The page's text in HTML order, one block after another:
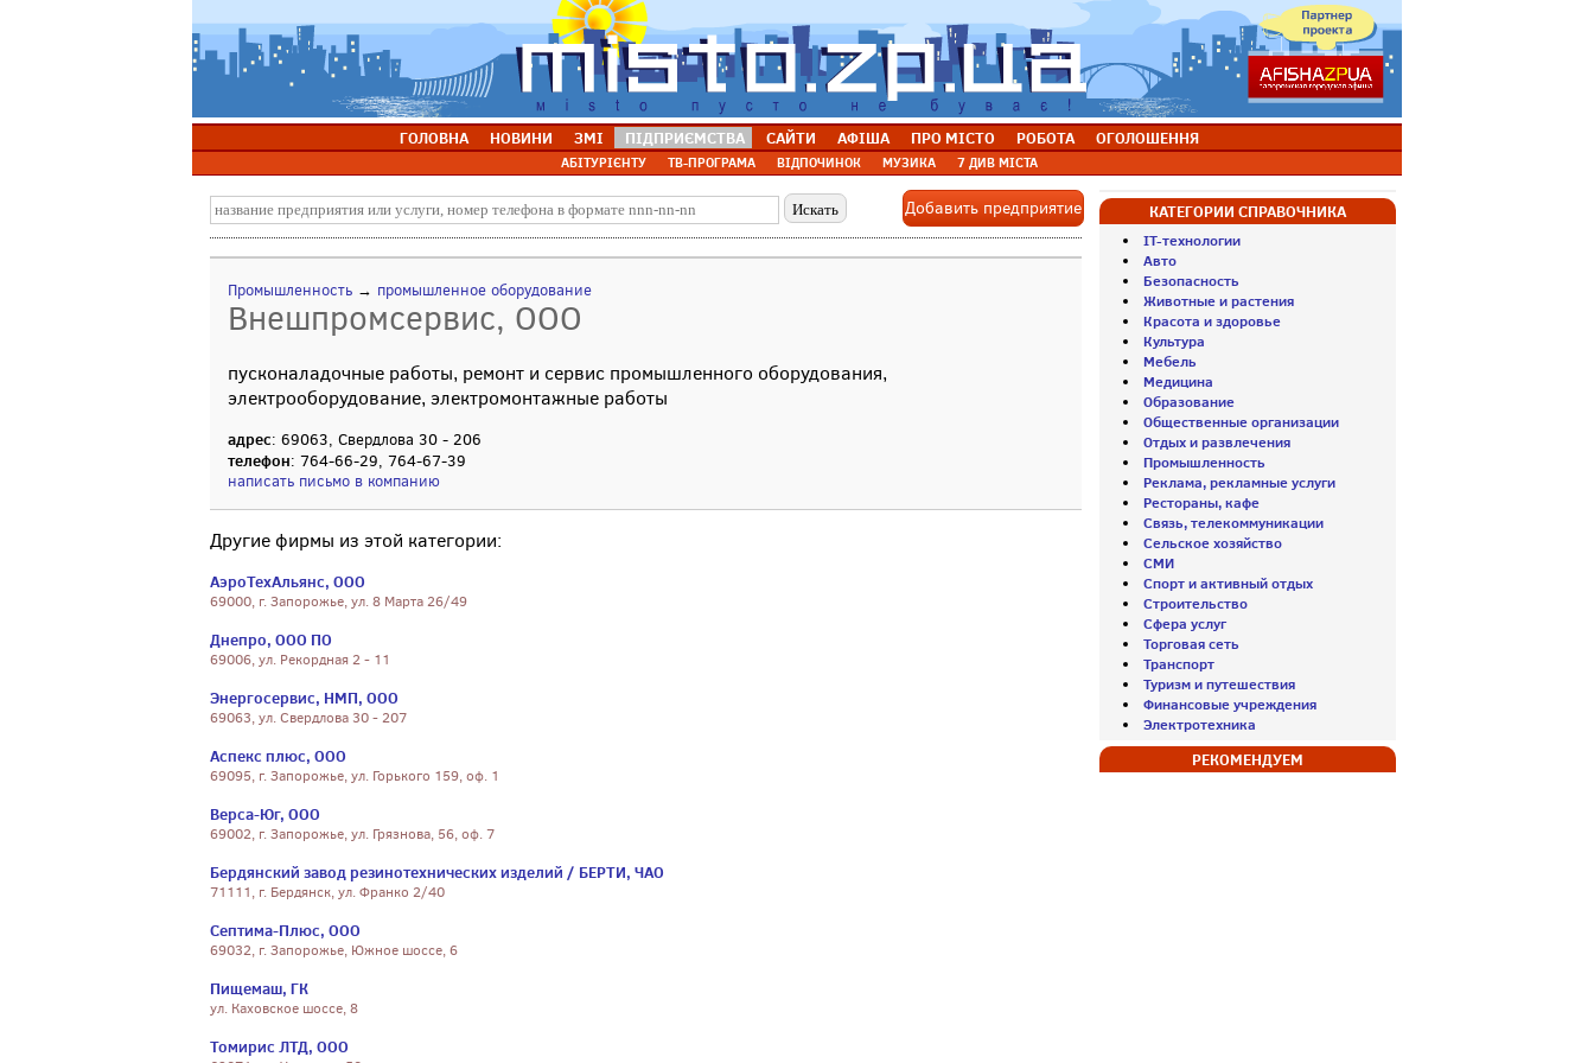
ГОЛОВНА НОВИНИ ЗМІ ПІДПРИЄМСТВА САЙТИ АФІША ПРО МІСТО РОБОТА ОГОЛОШЕННЯ
АБІТУРІЄНТУ ТВ-ПРОГРАМА ВІДПОЧИНОК МУЗИКА 7 ДИВ МІСТА
Добавить предприятие
Промышленность → промышленное оборудование
Внешпромсервис, ООО
пусконаладочные работы, ремонт и сервис промышленного оборудования,
электрооборудование, электромонтажные работы
адрес: 69063, Свердлова 30 - 206
телефон: 764-66-29, 764-67-39
написать письмо в компанию
Другие фирмы из этой категории:
АэроТехАльянс, ООО
69000, г. Запорожье, ул. 8 Марта 26/49
Днепро, ООО ПО
69006, ул. Рекордная 2 - 11
Энергосервис, НМП, ООО
69063, ул. Свердлова 30 - 207
Аспекс плюс, ООО
69095, г. Запорожье, ул. Горького 159, оф. 1
Верса-Юг, ООО
69002, г. Запорожье, ул. Грязнова, 56, оф. 7
Бердянский завод резинотехнических изделий / БЕРТИ, ЧАО
71111, г. Бердянск, ул. Франко 2/40
Септима-Плюс, ООО
69032, г. Запорожье, Южное шоссе, 6
Пищемаш, ГК
ул. Каховское шоссе, 8
Томирис ЛТД, ООО
КАТЕГОРИИ СПРАВОЧНИКА
IT-технологии
Авто
Безопасность
Животные и растения
Красота и здоровье
Культура
Мебель
Медицина
Образование
Общественные организации
Отдых и развлечения
Промышленность
Реклама, рекламные услуги
Рестораны, кафе
Связь, телекоммуникации
Сельское хозяйство
СМИ
Спорт и активный отдых
Строительство
Сфера услуг
Торговая сеть
Транспорт
Туризм и путешествия
Финансовые учреждения
Электротехника
РЕКОМЕНДУЕМ